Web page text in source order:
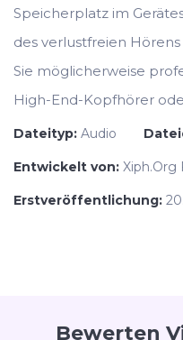
Speicherplatz im
des verlustfreien
Sie möglicherweise
High-End-Kopfhörer
Dateityp: Audio
Entwickelt von: Xiph.Org
Erstveröffentlichung:
Bewerten